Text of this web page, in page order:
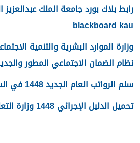
blackboard kau
وزارة الموارد البشرية والتنمية
نظام الضمان الاجتماعي المطور والجديد
سلم الرواتب العام الجديد 1448 في السعودية
تحميل الدليل الإجرائي 1448 وزارة التعليم pdf